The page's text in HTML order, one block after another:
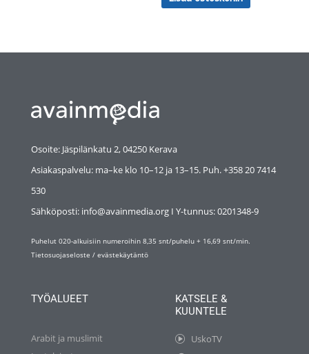
Osoite: Jäspilänkatu 2, 04250 Kerava
Asiakaspalvelu: ma–ke klo 10–12 ja 13–15. Puh. +358 20 7414
530
Sähköposti: info@avainmedia.org I Y-tunnus:0201348-9
Puhelut 020-alkuisiin numeroihin 8,35 snt/puhelu + 16,69 snt/min.
Tietosuojaseloste / evästekäytäntö
TYÖALUEET
Arabit ja muslimit
KATSELE &
KUUNTELE
UskoTV